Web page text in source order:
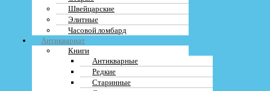
Швейцарские
Элитные
Часовой ломбард
Антиквариат
Книги
Антикварные
Редкие
Старинные
Золотые
Иностранные
Коллекции
Купюры
Редкие
Серебряные
Современной России
Старинные деньги